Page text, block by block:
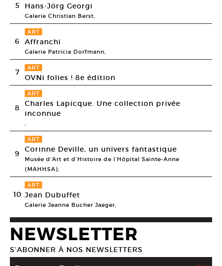
5 Hans-Jörg Georgi
Galerie Christian Berst,
6
ART
Affranchi
Galerie Patricia Dorfmann,
7 ART
OVNi folies ! 8e édition
8
ART
Charles Lapicque. Une collection privée
inconnue
,
9
ART
Corinne Deville, un univers fantastique
Musée d’Art et d’Histoire de l’Hôpital Sainte-Anne
(MAHHSA),
10
ART
Jean Dubuffet
Galerie Jeanne Bucher Jaeger,
NEWSLETTER
S’ABONNER À NOS NEWSLETTERS